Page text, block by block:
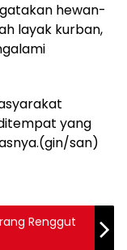
hewan-
layak kurban,
yang
san)
Renggut